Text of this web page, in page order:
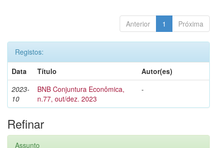
Anterior 1 Próxima
Registos:
Data
Título
Autor(es)
2023-
10
BNB Conjuntura Econômica,
n.77, out/dez. 2023
-
Refinar
Assunto